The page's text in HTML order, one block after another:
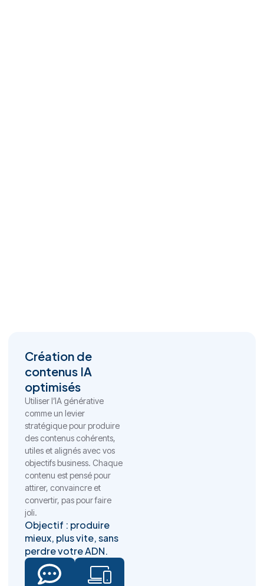
Création de
contenus IA
optimisés
Utiliser l’IA générative
comme un levier
stratégique pour produire
des contenus cohérents,
utiles et alignés avec vos
objectifs business. Chaque
contenu est pensé pour
attirer, convaincre et
convertir, pas pour faire
joli.
Objectif : produire
mieux, plus vite, sans
perdre votre ADN.